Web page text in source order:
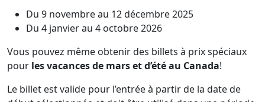
Du 9 novembre au 12 décembre 2025
Du 4 janvier au 4 octobre 2026
Vous pouvez même obtenir des billets à prix spéciaux
pour les vacances de mars et d’été au Canada!
Le billet est valide pour l’entrée à partir de la date de